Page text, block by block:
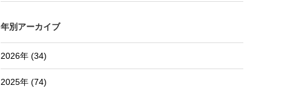
年別アーカイブ
2026年 (34)
2025年 (74)